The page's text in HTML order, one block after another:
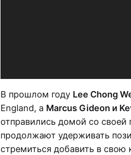
В прошлом году Lee Chong
England, а Marcus Gideon и
отправились домой со своей
продолжают удерживать
стремиться добавить в свою